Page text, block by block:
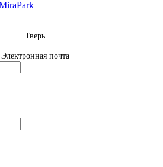
Тверь
Электронная почта